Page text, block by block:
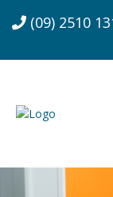
(09) 2510